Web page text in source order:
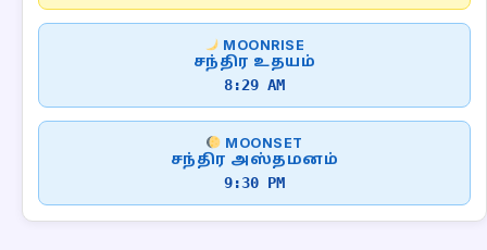
MOONRISE
சந்திர உதயம்
8:29 AM
MOONSET
சந்திர அஸ்தமனம்
9:30 PM